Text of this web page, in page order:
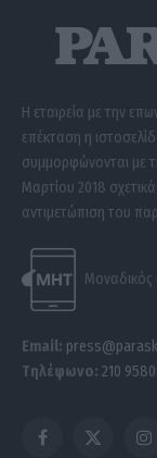
Η εταιρεία με την
επέκταση η
συμμορφώνονται με
Μαρτίου 2018
αντιμετώπιση του
Μοναδικός
Email:
Τηλέφωνο: 210
Facebook
X